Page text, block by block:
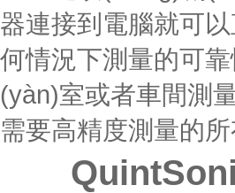
器連接到電腦就可以
何情況下測量的可靠
(yàn)室或者車間測
需要高精度測量的
QuintSonic